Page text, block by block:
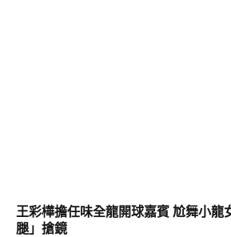
王彩樺擔任味全龍開球嘉賓 尬舞小龍
腿」搶鏡